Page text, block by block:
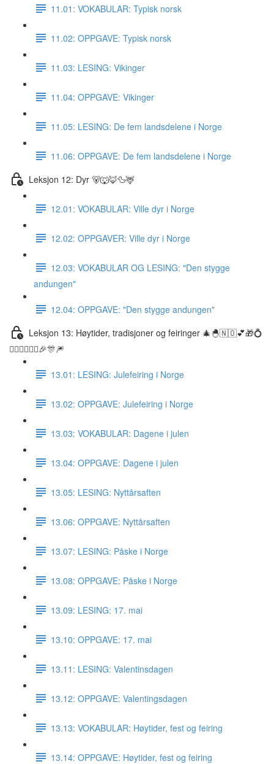
11.01: VOKABULAR: Typisk norsk
11.02: OPPGAVE: Typisk norsk
11.03: LESING: Vikinger
11.04: OPPGAVE: Vikinger
11.05: LESING: De fem landsdelene i Norge
11.06: OPPGAVE: De fem landsdelene i Norge
Leksjon 12: Dyr 🐻🐺🦊🦆🦌
12.01: VOKABULAR: Ville dyr i Norge
12.02: OPPGAVER: Ville dyr i Norge
12.03: VOKABULAR OG LESING: "Den stygge
andungen"
12.04: OPPGAVE: "Den stygge andungen"
Leksjon 13: Høytider, tradisjoner og feiringer 🎄🐣🇳🇴💕🎁💍
👰🏼‍♀️🤵🏽‍♂️🎉🎊🎆
13.01: LESING: Julefeiring i Norge
13.02: OPPGAVE: Julefeiring i Norge
13.03: VOKABULAR: Dagene i julen
13.04: OPPGAVE: Dagene i julen
13.05: LESING: Nyttårsaften
13.06: OPPGAVE: Nyttårsaften
13.07: LESING: Påske i Norge
13.08: OPPGAVE: Påske i Norge
13.09: LESING: 17. mai
13.10: OPPGAVE: 17. mai
13.11: LESING: Valentinsdagen
13.12: OPPGAVE: Valentingsdagen
13.13: VOKABULAR: Høytider, fest og feiring
13.14: OPPGAVE: Høytider, fest og feiring